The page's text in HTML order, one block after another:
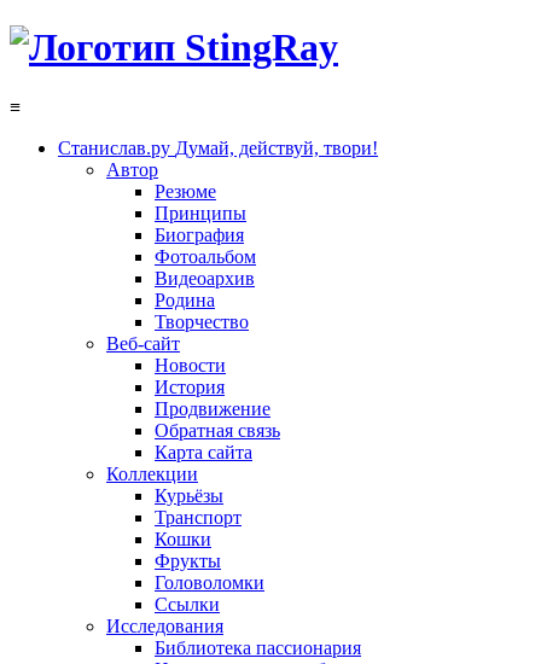
≡
Станислав.ру Думай, действуй, твори!
Автор
Резюме
Принципы
Биография
Фотоальбом
Видеоархив
Родина
Творчество
Веб-сайт
Новости
История
Продвижение
Обратная связь
Карта сайта
Коллекции
Курьёзы
Транспорт
Кошки
Фрукты
Головоломки
Ссылки
Исследования
Библиотека пассионария